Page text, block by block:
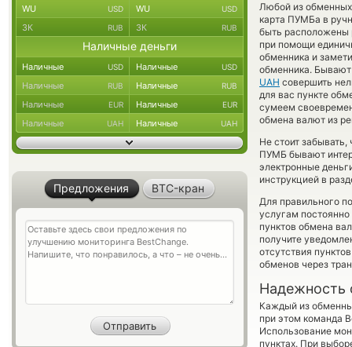
Любой из обменных
карта ПУМБа в
быть расположены
при помощи
обменника и
обменника. Бывают
UAH совершить
для вас пункте
сумеем
обмена валют из
Не стоит
ПУМБ бывают
электронные
инструкцией в
Для правильного
услугам
пунктов обмена
получите
отсутствия
обменов через
Надежность
Каждый из
при этом команда
Использование
пунктах. При
WU USD WU USD
ЗК RUB ЗК RUB
Наличные деньги
Наличные USD Наличные USD
Наличные RUB Наличные RUB
Наличные EUR Наличные EUR
Наличные UAH Наличные UAH
Предложения BTC-кран